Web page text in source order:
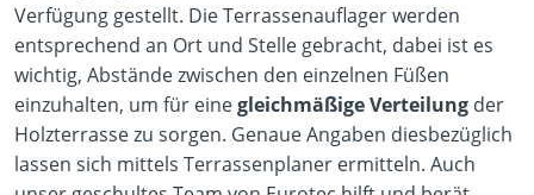
Verfügung gestellt. Die Terrassenauflager werden
entsprechend an Ort und Stelle gebracht, dabei ist es
wichtig, Abstände zwischen den einzelnen Füßen
einzuhalten, um für einegleichmäßige Verteilung der
Holzterrasse zu sorgen. Genaue Angaben diesbezüglich
lassen sich mittels Terrassenplaner ermitteln. Auch